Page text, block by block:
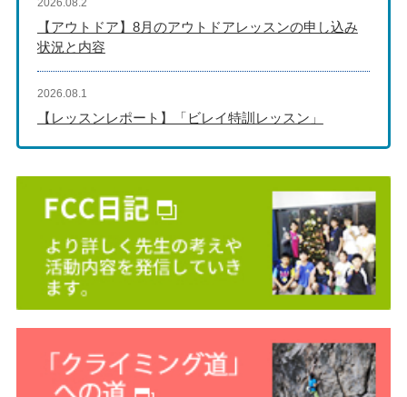
【アウトドア】8月のアウトドアレッスンの申し込み
状況と内容
2026.08.2
【レッスンレポート】「ビレイ特訓レッスン」
2026.08.1